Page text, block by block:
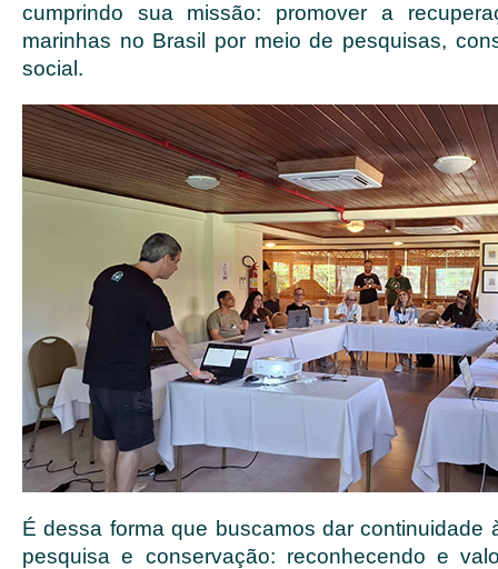
cumprindo sua missão: promover a
marinhas no Brasil por meio de pesquisas,
social.
É dessa forma que buscamos dar continuidade
pesquisa e conservação: reconhecendo e